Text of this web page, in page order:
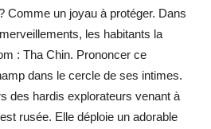
Comme un joyau à protéger. Dans
les habitants la
: Tha Chin. Prononcer ce
dans le cercle de ses intimes.
des hardis explorateurs venant à
rusée. Elle déploie un adorable